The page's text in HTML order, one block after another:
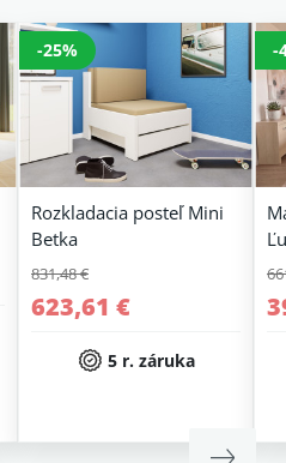
-25%
Rozkladacia posteľ Mini
Betka
831,48 €
623,61 €
5 r. záruka
-